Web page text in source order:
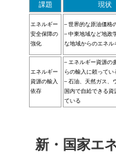
課題 現状
エネルギー
安全保障の
強化
– 世界的な原油価格
– 中東地域など地政
な地域からのエネル
エネルギー
資源の輸入
依存
– エネルギー資源の
らの輸入に頼ってい
– 石油、天然ガス、
国内で自給できる資
ている
新・国家エ